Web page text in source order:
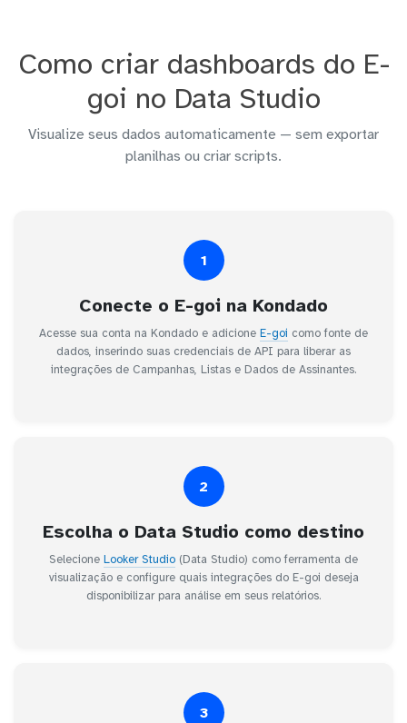
Como criar dashboards do E-
goi no Data Studio
Visualize seus dados automaticamente — sem exportar
planilhas ou criar scripts.
1
Conecte o E-goi na Kondado
Acesse sua conta na Kondado e adicione E-goi como fonte de
dados, inserindo suas credenciais de API para liberar as
integrações de Campanhas, Listas e Dados de Assinantes.
2
Escolha o Data Studio como destino
Selecione Looker Studio (Data Studio) como ferramenta de
visualização e configure quais integrações do E-goi deseja
disponibilizar para análise em seus relatórios.
3